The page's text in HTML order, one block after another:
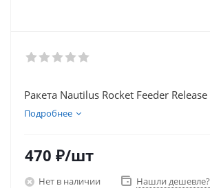
Ракета Nautilus Rocket Feeder Release
Подробнее
470 ₽/шт
Нет в наличии Нашли дешевле?